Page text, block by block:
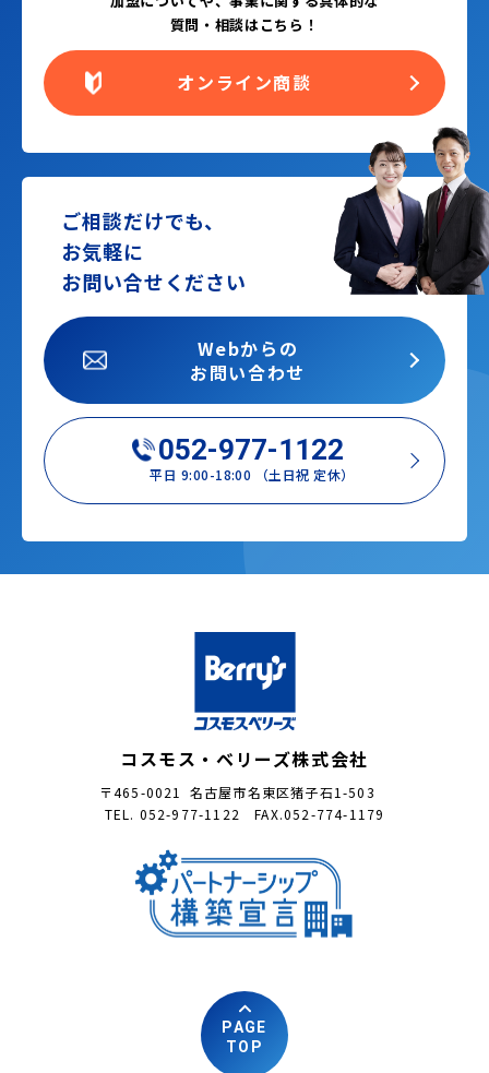
質問・相談はこちら！
オンライン商談
ご相談だけでも、
お気軽に
お問い合せください
052-977-1122
平日 9:00-18:00 （土日祝 定休）
Webからの
お問い合わせ
コスモス・ベリーズ株式会社
〒465-0021 名古屋市名東区猪子石1-503
TEL. 052-977-1122 FAX.052-774-1179
PAGE
TOP